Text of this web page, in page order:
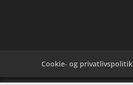
Cookie- og privatlivspolitik